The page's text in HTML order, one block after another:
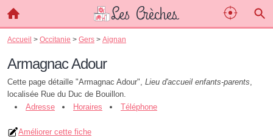
Accueil > Occitanie > Gers > Aignan
Armagnac Adour
Cette page détaille "Armagnac Adour", Lieu d'accueil enfants-parents,
localisée Rue du Duc de Bouillon.
Adresse
Horaires Téléphone
Améliorer cette fiche